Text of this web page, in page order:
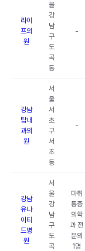
라이
프의
원
울
강
남
구
도
곡
동
-
강남
탑내
과의
원
서
울
서
초
구
서
초
동
-
강남
유나
이티
드병
원
서
울
강
남
구
도
곡
마취
통증
의학
과 전
문의
1명